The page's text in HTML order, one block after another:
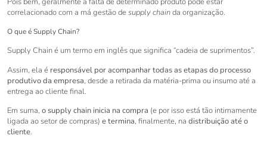
correlacionado com a má gestão desupply chainda organização.
O que é Supply Chain?
Supply Chain é um termo em inglês que significa “cadeia de suprimentos”.
Assim, ela é responsável por acompanhar todas as etapas do processo
produtivo da empresa, desde a retirada da matéria-prima ou insumo até a
entrega ao cliente final.
Em suma, o supply chain inicia na compra (e por isso está tão intimamente
ligada ao setor de compras) e termina, finalmente, na distribuição até o
cliente.